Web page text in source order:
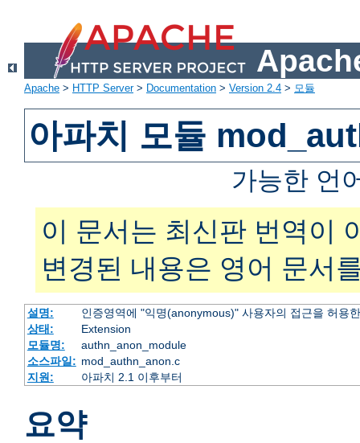
Apache > HTTP Server> Documentation > Version 2.4 > 모듈
아파치 모듈
가능한 언
이 문서는 최신판 번역이
변경된 내용은 영어 문서
설명:
인증영역에 "익명(anonymous)" 사용자의 접근을 허용
상태:
Extension
모듈명:
authn_anon_module
소스파일: mod_authn_anon.c
지원:
아파치 2.1 이후부터
요약